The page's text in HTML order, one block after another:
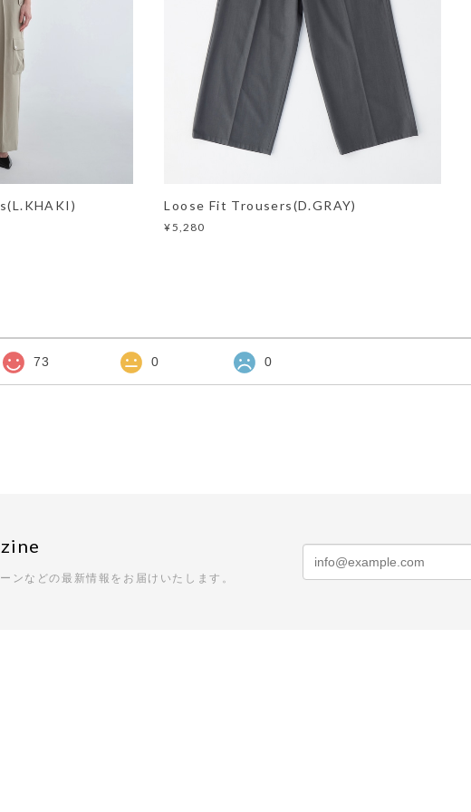
Loose Fit Trousers(D.GRAY)
¥5,280
73 0 0
ンなどの最新情報をお届けいたします。